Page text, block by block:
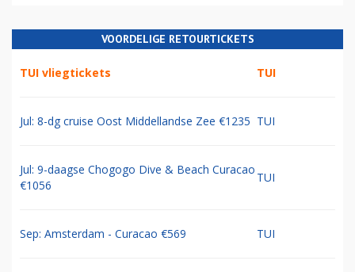
VOORDELIGE RETOURTICKETS
TUI vliegtickets TUI
Jul: 8-dg cruise Oost Middellandse Zee €1235 TUI
Jul: 9-daagse Chogogo Dive & Beach Curacao
€1056
TUI
Sep: Amsterdam - Curacao €569 TUI